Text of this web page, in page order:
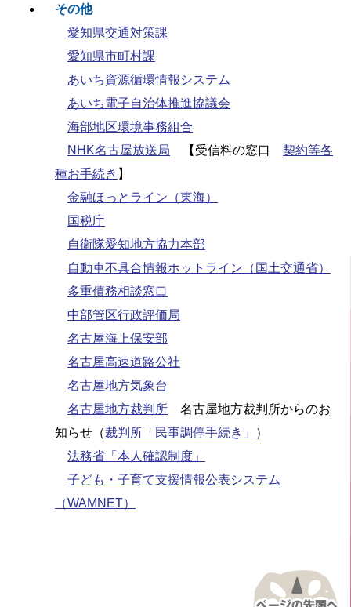
その他
愛知県交通対策課
愛知県市町村課
あいち資源循環情報システム
あいち電子自治体推進協議会
海部地区環境事務組合
NHK名古屋放送局 【受信料の窓口 契約等各
種お手続き 】
金融ほっとライン（東海）
国税庁
自衛隊愛知地方協力本部
自動車不具合情報ホットライン（国土交通省）
多重債務相談窓口
中部管区行政評価局
名古屋海上保安部
名古屋高速道路公社
名古屋地方気象台
名古屋地方裁判所 名古屋地方裁判所からのお
知らせ（裁判所「民事調停手続き」
）
法務省「本人確認制度」
子ども・子育て支援情報公表システム
（WAMNET）